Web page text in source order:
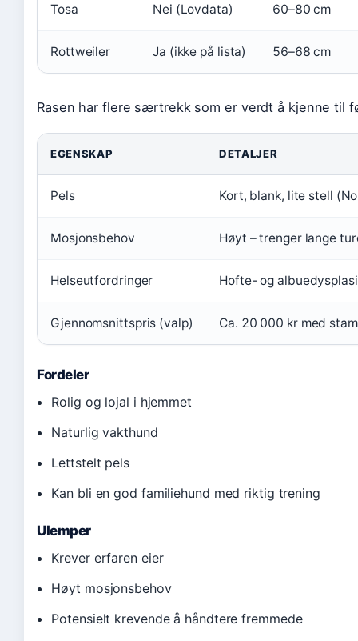
Tosa Nei (Lovdata) 60–80 cm
Rottweiler Ja (ikke på lista) 56–68 cm
Rasen har flere særtrekk som er verdt å kjenne til
EGENSKAP DETALJER
Pels Kort, blank, lite stell
Mosjonsbehov Høyt – trenger lange
Helseutfordringer Hofte- og
Gjennomsnittspris (valp) Ca. 20 000 kr med
Fordeler
Rolig og lojal i hjemmet
Naturlig vakthund
Lettstelt pels
Kan bli en god familiehund med riktig trening
Ulemper
Krever erfaren eier
Høyt mosjonsbehov
Potensielt krevende å håndtere fremmede